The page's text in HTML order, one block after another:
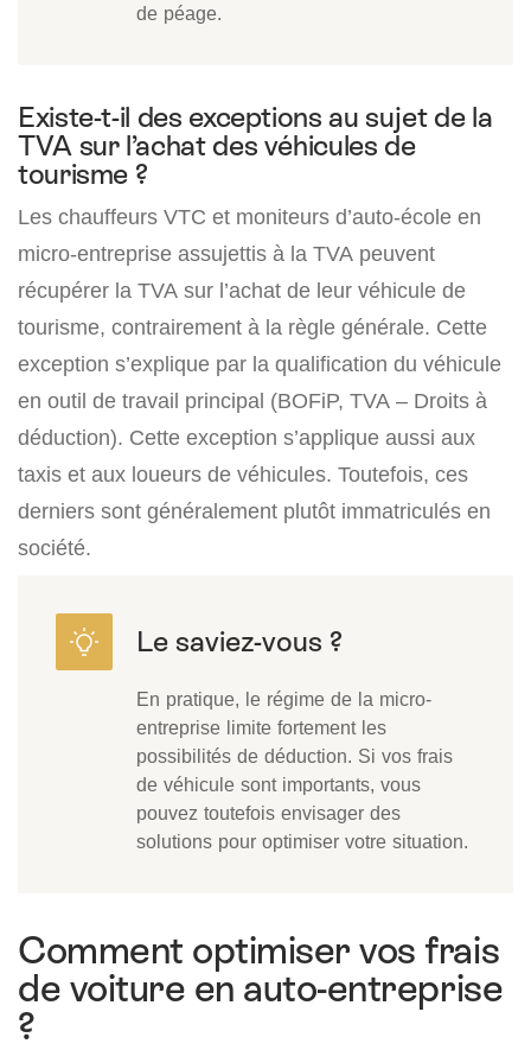
de péage.
Existe-t-il des exceptions au sujet de la
TVA sur l’achat des véhicules de
tourisme ?
Les chauffeurs VTC et moniteurs d’auto-école en
micro-entreprise assujettis à la TVA peuvent
récupérer la TVA sur l’achat de leur véhicule de
tourisme, contrairement à la règle générale. Cette
exception s’explique par la qualification du véhicule
en outil de travail principal (BOFiP, TVA – Droits à
déduction). Cette exception s’applique aussi aux
taxis et aux loueurs de véhicules. Toutefois, ces
derniers sont généralement plutôt immatriculés en
société.
En pratique, le régime de la micro-
entreprise limite fortement les
possibilités de déduction. Si vos frais
de véhicule sont importants, vous
pouvez toutefois envisager des
solutions pour optimiser votre situation.
Comment optimiser vos frais
de voiture en auto-entreprise
?